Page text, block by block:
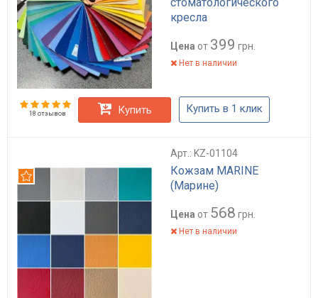
кресла
Цена от 399 грн.
Нет в наличии
18 отзывов Купить Купить в 1 клик
Арт.: KZ-01104
Кожзам MARINE
(Марине)
Цена от 568 грн.
Нет в наличии